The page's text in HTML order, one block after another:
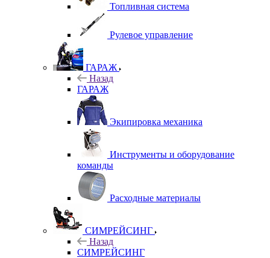
Топливная система
Рулевое управление
ГАРАЖ
Назад
ГАРАЖ
Экипировка механика
Инструменты и оборудование
команды
Расходные материалы
СИМРЕЙСИНГ
Назад
СИМРЕЙСИНГ